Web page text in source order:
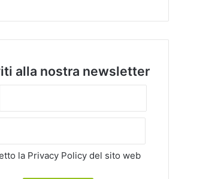
alla nostra newsletter
la Privacy Policy del sito web